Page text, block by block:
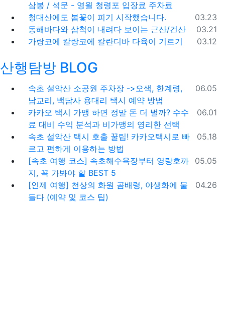
삼봉 / 석문 - 영월 청령포 입장료 주차료
등록일
03.23
청대산에도 봄꽃이 피기 시작했습니다.
등록일
03.21
동해바다와 삼척이 내려다 보이는 근산/건산
등록일
03.12
가랑코에 칼랑코에 칼란디바 다육이 기르기
산행탐방 BLOG
등록일
06.05
속초 설악산 소공원 주차장 ->오색, 한계령,
남교리, 백담사 용대리 택시 예약 방법
등록일
06.01
카카오 택시 가맹 하면 정말 돈 더 벌까? 수수
료 대비 수익 분석과 비가맹의 영리한 선택
등록일
05.18
속초 설악산 택시 호출 꿀팁! 카카오택시로 빠
르고 편하게 이용하는 방법
등록일
05.05
[속초 여행 코스] 속초해수욕장부터 영랑호까
지, 꼭 가봐야 할 BEST 5
등록일
04.26
[인제 여행] 천상의 화원 곰배령, 야생화에 물
들다 (예약 및 코스 팁)